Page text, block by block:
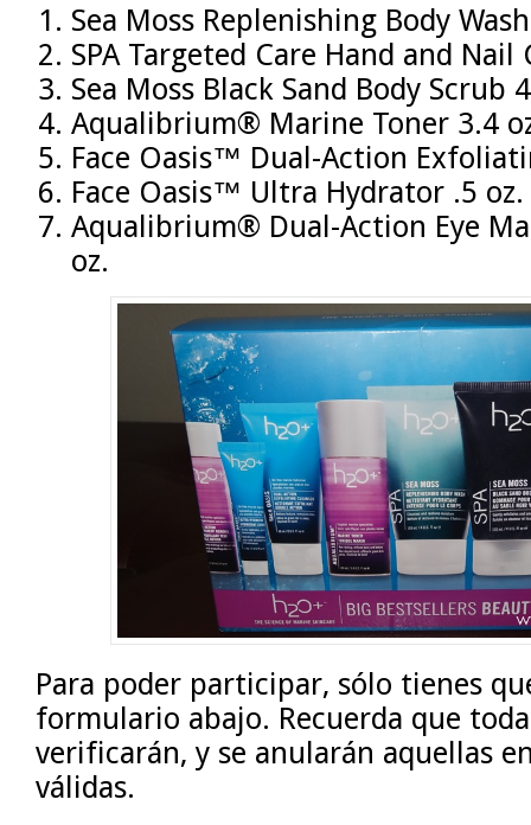
Sea Moss Replenishing Body
SPA Targeted Care Hand and Nail
Sea Moss Black Sand Body Scrub
Aqualibrium® Marine Toner 3.4
Face Oasis™ Dual-Action
Face Oasis™ Ultra Hydrator .5 oz.
Aqualibrium® Dual-Action Eye
oz.
Para poder participar, sólo tienes
formulario abajo. Recuerda que
verificarán, y se anularán aquellas
válidas.